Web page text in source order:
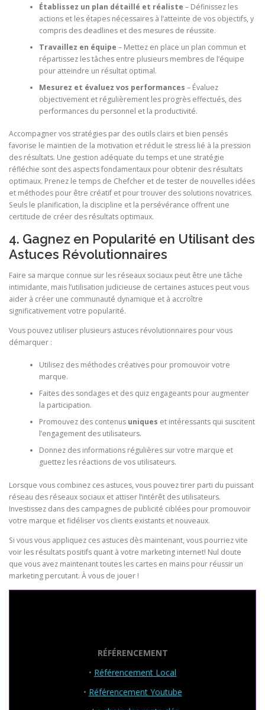
Établissez un plan détaillé et réaliste – Définissez les
actions et les étapes nécessaires à l’atteinte de vos objectifs, y
compris des deadlines et des mesures de réussite.
Travaillez en équipe – Mettez en place un plan commun et
répartissez les tâches entre plusieurs membres de l’équipe
pour atteindre un résultat optimal.
Mesurez et évaluez vos performances – Évaluez
objectivement et régulièrement les progrès effectués, des
performances du personnel et la productivité.
Accompagner vos stratégies par des outils clairs et bien pensés
favorise le maintien de la motivation et réduit le stress lié à la pression
des résultats. Une gestion adéquate du temps et une stratégie
réfléchie sont des aspects fondamentaux pour obtenir des résultats
optimaux. Prenez le temps de Chefcher et de tester de nouvelles idées
et méthodes pour être créatif et pour trouver des solutions novatrices.
Seuls le planification, la discipline et la persévérance offrent une
certitude de créer des résultats optimaux.
4. Gagnez en Popularité en Utilisant des
Astuces Révolutionnaires
Faire sa marque connue sur les réseaux sociaux peut être une tâche
intimidante, mais l’utilisation judicieuse de certaines astuces peut vous
aider à créer une communauté dynamique et à accroître
significativement votre popularité.
Vous pouvez utiliser plusieurs astuces révolutionnaires pour vous
démarquer :
Utilisez des méthodes créatives pour promouvoir votre
marque.
Faites des sondages et des quiz engageants pour augmenter
la participation.
Promouvez des contenus uniques et intéressants qui suscitent
l’engagement des utilisateurs.
Donnez des informations régulières sur votre marque et
guettez les réactions de vos utilisateurs.
Lorsque vous combinez ces astuces, vous pouvez tirer parti du puissant
réseau des réseaux sociaux et attiser l’intérêt des utilisateurs.
Investissez dans des campagnes de publicité ciblées pour promouvoir
votre marque et fidéliser vos clients existants et nouveaux.
Si vous vous appliquez ces astuces dès maintenant, vous pourriez vite
voir les résultats positifs quant à votre marketing internet! Nul doute
que vous avez maintenant toutes les cartes en mains pour réussir un
marketing percutant. À vous de jouer !
RÉFÉRENCEMENT
• Référencement Local
• Référencement Youtube